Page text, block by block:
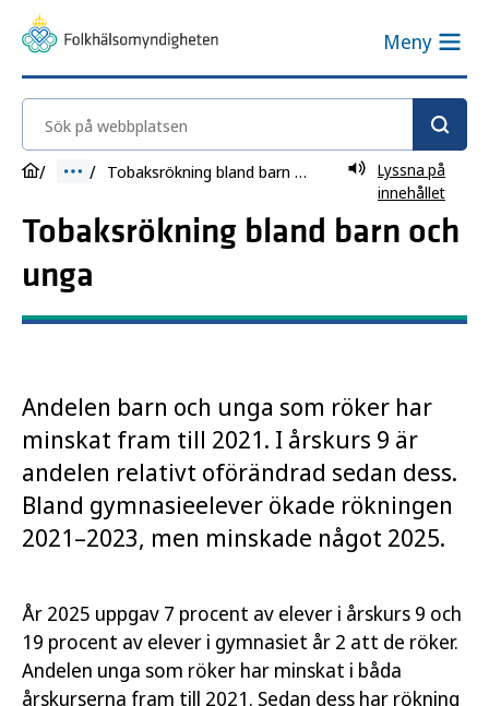
Meny
Sök på webbplatsen
Tobaksrökning bland barn och unga
Lyssna på
innehållet
Tobaksrökning bland barn och
unga
Andelen barn och unga som röker har
minskat fram till 2021. I årskurs 9 är
andelen relativt oförändrad sedan dess.
Bland gymnasieelever ökade rökningen
2021–2023, men minskade något 2025.
År 2025 uppgav 7 procent av elever i årskurs 9 och
19 procent av elever i gymnasiet år 2 att de röker.
Andelen unga som röker har minskat i båda
årskurserna fram till 2021. Sedan dess har rökning